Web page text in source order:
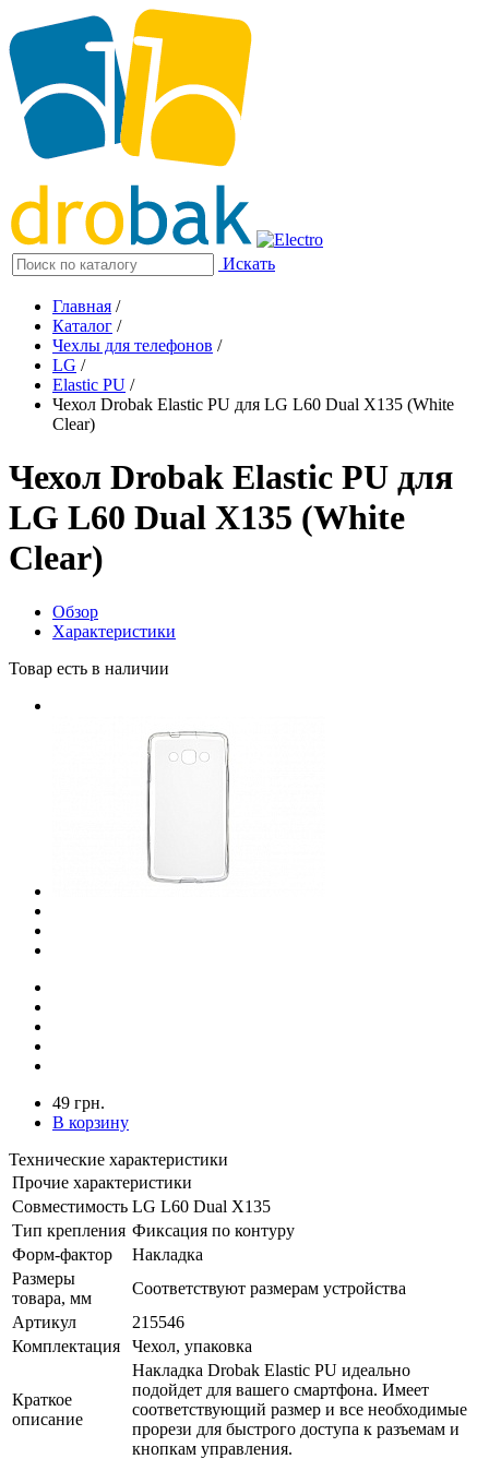
Искать
Главная /
Каталог /
Чехлы для телефонов /
LG /
Elastic PU /
Чехол Drobak Elastic PU для LG L60 Dual X135 (White
Clear)
Чехол Drobak Elastic PU для
LG L60 Dual X135 (White
Clear)
Обзор
Характеристики
Товар есть в наличии
49 грн.
В корзину
Технические характеристики
Прочие характеристики
Совместимость LG L60 Dual X135
Тип крепления Фиксация по контуру
Форм-фактор
Накладка
Размеры
товара, мм
Соответствуют размерам устройства
Артикул
215546
Комплектация
Чехол, упаковка
Краткое
описание
Накладка Drobak Elastic PU идеально
подойдет для вашего смартфона. Имеет
соответствующий размер и все необходимые
прорези для быстрого доступа к разъемам и
кнопкам управления.